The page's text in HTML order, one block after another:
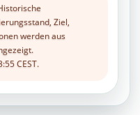
Ziel,
werden aus
CEST.